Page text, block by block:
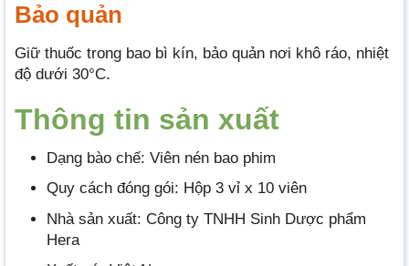
Bảo quản
Giữ thuốc trong bao bì kín, bảo quản nơi khô ráo, nhiệt
độ dưới 30°C.
Thông tin sản xuất
Dạng bào chế: Viên nén bao phim
Quy cách đóng gói: Hộp 3 vỉ x 10 viên
Nhà sản xuất: Công ty TNHH Sinh Dược phẩm
Hera